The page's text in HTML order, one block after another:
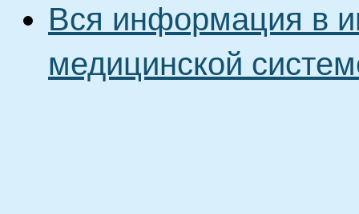
Вся информация в
медицинской